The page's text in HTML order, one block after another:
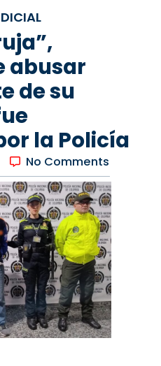
abusar
de su
la Policía
No Comments